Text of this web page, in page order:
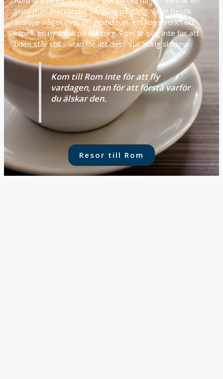
plats man återvänder till, gång på gång. Varje besök
avslöjar något nytt: en glömd ruin, ett konstverk i ett
kapell, en ny smak på ett torg. Rom är evig inte för att
tiden står still – utan för att dess själ aldrig slocknar.
Kom till Rom inte för att fly
vardagen, utan för att förstå varför
du älskar den.
Resor till Rom